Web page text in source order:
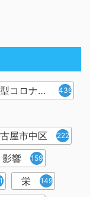
新型コロナウイルス 436
屋市中区 222
影響 159
栄 149